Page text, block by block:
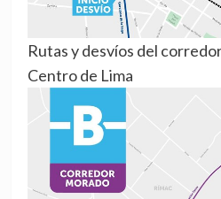
Rutas y desvíos del
Centro de Lima